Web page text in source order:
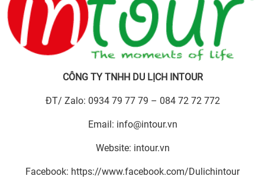
CÔNG TY TNHH DU LỊCH INTOUR
ĐT/ Zalo: 0934 79 77 79 – 084 72 72 772
Email: info@intour.vn
Website: intour.vn
Facebook: https://www.facebook.com/Dulichintour